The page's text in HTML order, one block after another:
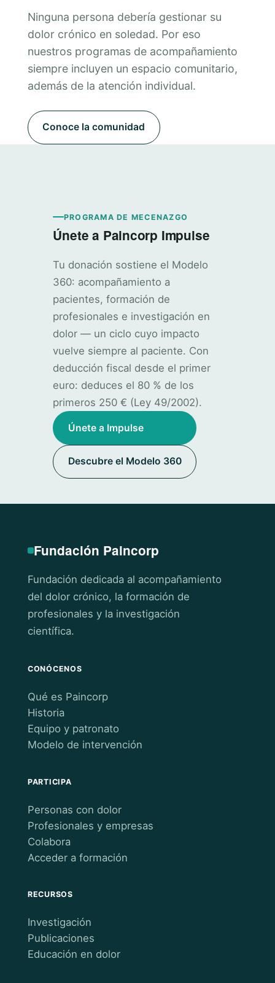
Ninguna persona debería gestionar su
dolor crónico en soledad. Por eso
nuestros programas de acompañamiento
siempre incluyen un espacio comunitario,
además de la atención individual.
Conoce la comunidad
PROGRAMA DE MECENAZGO
Únete a Paincorp Impulse
Tu donación sostiene el Modelo
360: acompañamiento a
pacientes, formación de
profesionales e investigación en
dolor — un ciclo cuyo impacto
vuelve siempre al paciente. Con
deducción fiscal desde el primer
euro: deduces el 80 % de los
primeros 250 € (Ley 49/2002).
Únete a Impulse
Descubre el Modelo 360
Fundación Paincorp
Fundación dedicada al acompañamiento
del dolor crónico, la formación de
profesionales y la investigación
científica.
CONÓCENOS
Qué es Paincorp
Historia
Equipo y patronato
Modelo de intervención
PARTICIPA
Personas con dolor
Profesionales y empresas
Colabora
Acceder a formación
RECURSOS
Investigación
Publicaciones
Educación en dolor